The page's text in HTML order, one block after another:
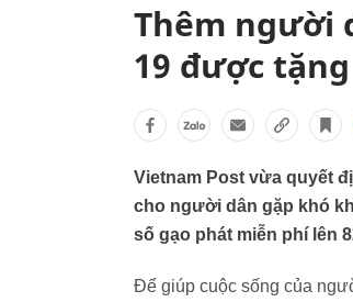
Thêm người
19 được
Vietnam Post vừa quyết
cho người dân gặp khó
số gạo phát miễn phí lên
Để giúp cuộc sống của